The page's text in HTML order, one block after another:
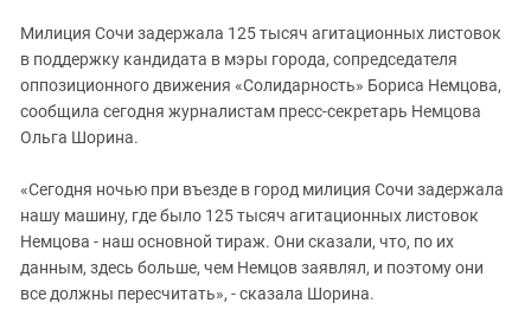
КАВКАЗ ЗА ПАЛЕСТИНУ
ИНАКОМЫСЛИЕ В ЧЕЧНЕ
ПРЕСЛЕДОВАНИЕ АКТИВИСТОВ
МОБИЛИЗАЦИЯ И ПРОТЕСТЫ
Ингушетия
Кабардино-Балкария
Калмыкия
Краснодарский край
Нагорный Карабах
Российская Федерация
Милиция Сочи задержала 125 тысяч агитационных листовок
в поддержку кандидата в мэры города, сопредседателя
оппозиционного движения «Солидарность» Бориса Немцова,
сообщила сегодня журналистам пресс-секретарь Немцова
Ольга Шорина.
«Сегодня ночью при въезде в город милиция Сочи задержала
нашу машину, где было 125 тысяч агитационных листовок
Немцова - наш основной тираж. Они сказали, что, по их
данным, здесь больше, чем Немцов заявлял, и поэтому они
все должны пересчитать», - сказала Шорина.